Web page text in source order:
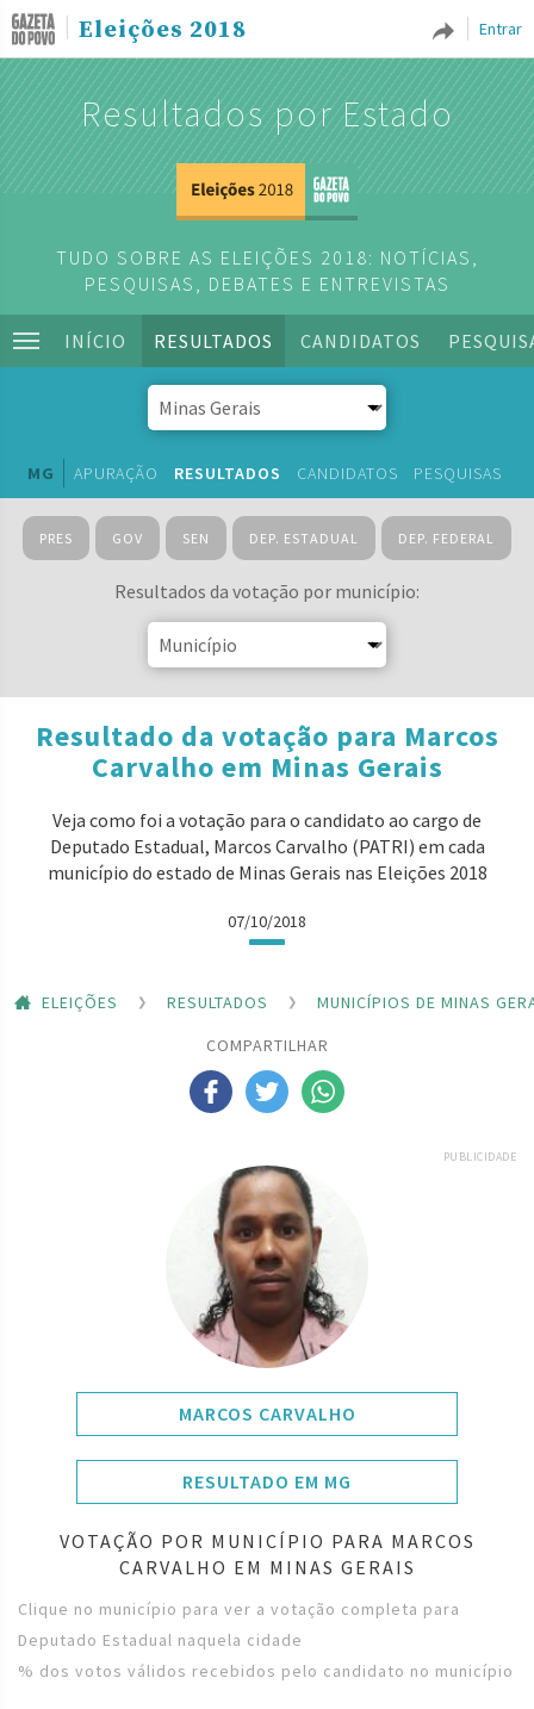
Entrar
Eleições 2018
Resultados por Estado
TUDO SOBRE AS ELEIÇÕES 2018: NOTÍCIAS,
PESQUISAS, DEBATES E ENTREVISTAS
INÍCIO RESULTADOS CANDIDATOS
MG APURAÇÃO RESULTADOS CANDIDATOS PESQUISAS
PRES GOV SEN DEP. ESTADUAL DEP. FEDERAL
Resultados da votação por município:
Resultado da votação para Marcos
Carvalho em Minas Gerais
Veja como foi a votação para o candidato ao cargo de
Deputado Estadual, Marcos Carvalho (PATRI) em cada
município do estado de Minas Gerais nas Eleições 2018
07/10/2018
ELEIÇÕES RESULTADOS
MUNICÍPIOS DE MINAS
COMPARTILHAR
PUBLICIDADE
MARCOS CARVALHO
RESULTADO EM MG
VOTAÇÃO POR MUNICÍPIO PARA MARCOS
CARVALHO EM MINAS GERAIS
Clique no município para ver a votação completa para
Deputado Estadual naquela cidade
% dos votos válidos recebidos pelo candidato no município